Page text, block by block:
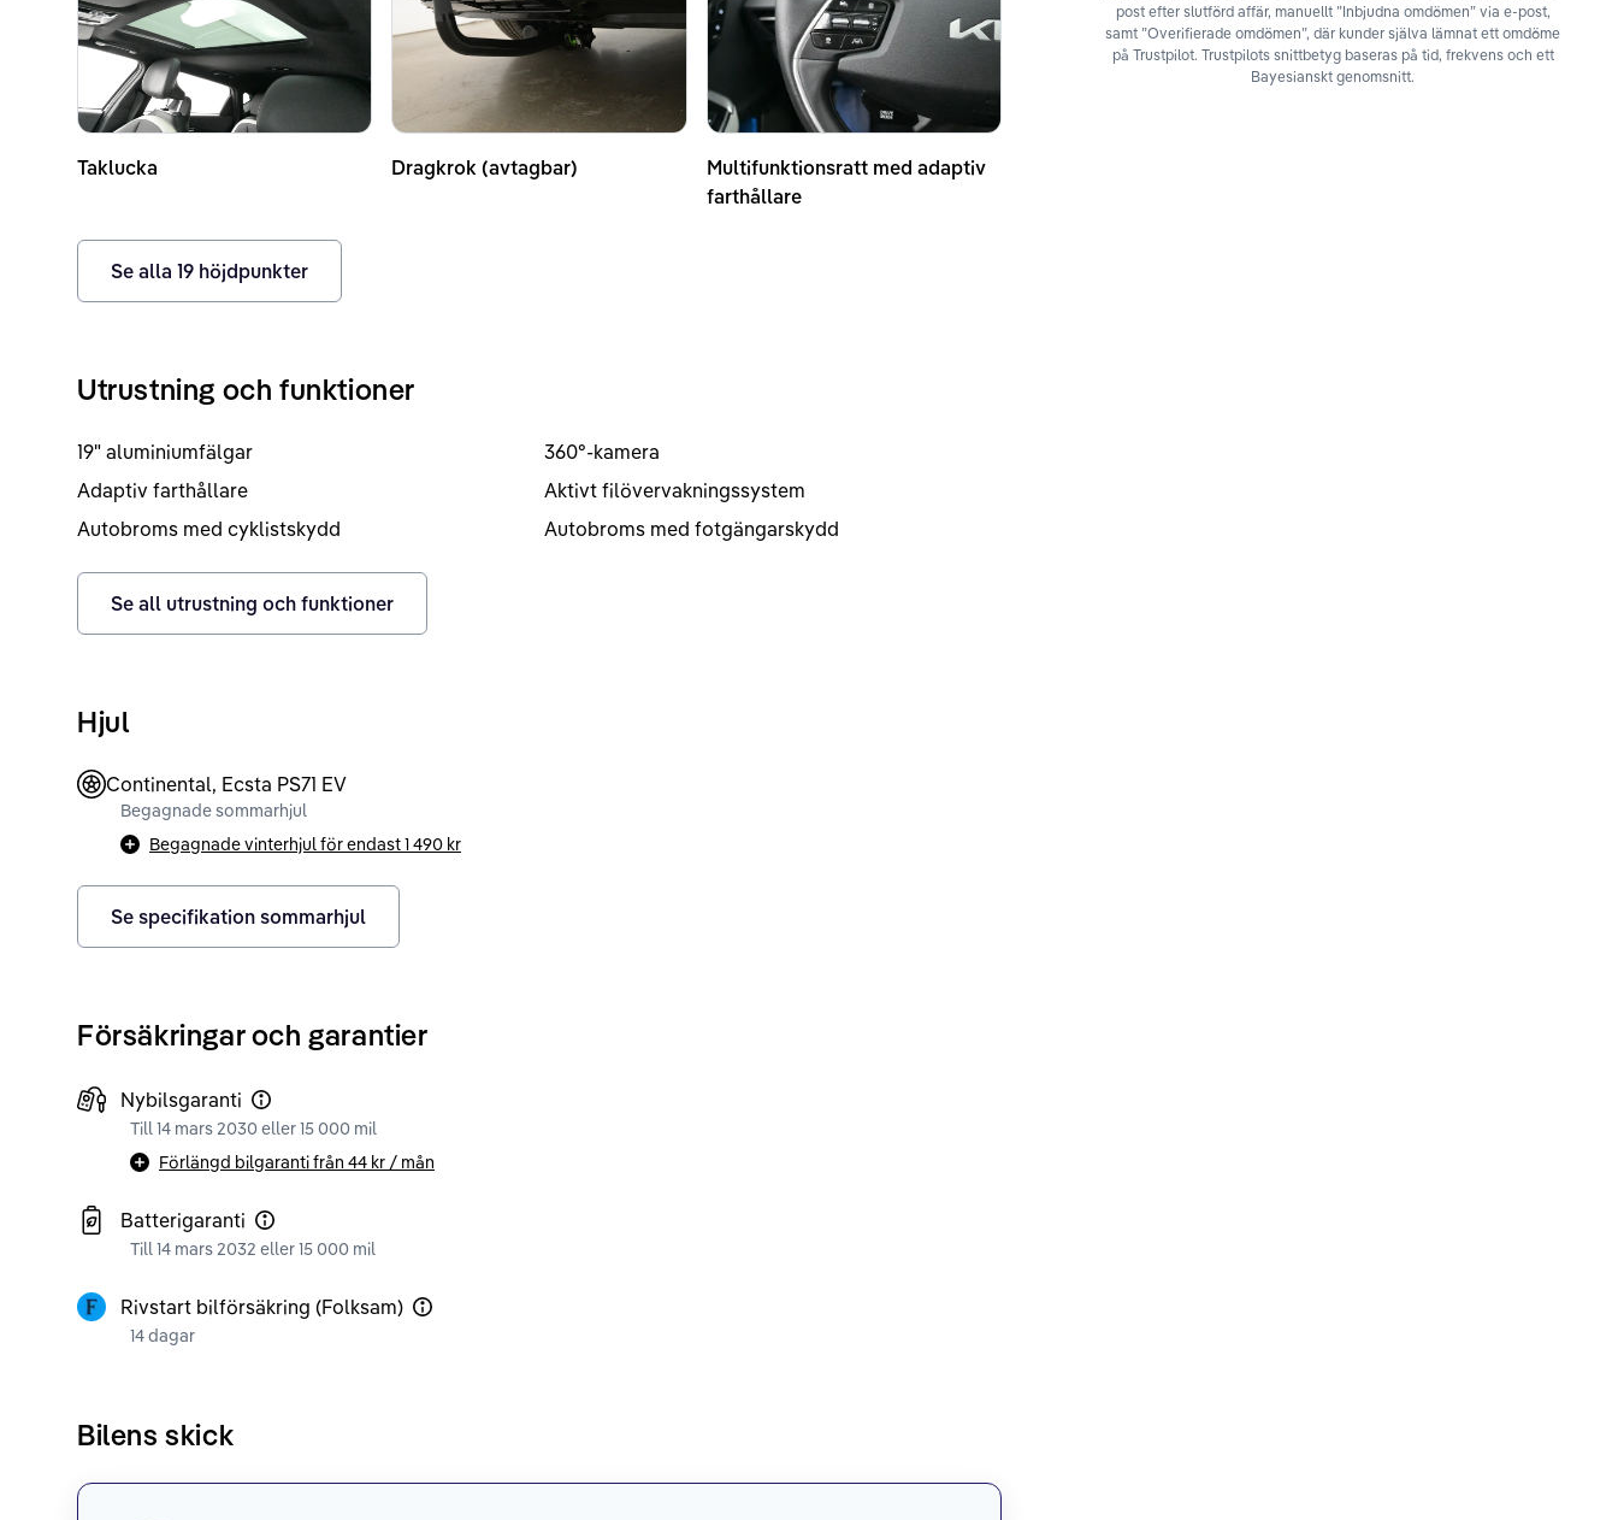
Taklucka Dragkrok (avtagbar)
Multifunktionsratt med adaptiv
farthållare
Se alla 19 höjdpunkter
Utrustning och funktioner
19" aluminiumfälgar
360°-kamera
Adaptiv farthållare
Aktivt filövervakningssystem
Autobroms med cyklistskydd
Autobroms med fotgängarskydd
Se all utrustning och funktioner
Hjul
Continental, Ecsta PS71 EV
Begagnade sommarhjul
Begagnade vinterhjul för endast1 490 kr
Se specifikation sommarhjul
Försäkringar och garantier
Nybilsgaranti
Till 14 mars 2030 eller 15 000 mil
Förlängd bilgaranti från 44 kr / mån
Batterigaranti
Till 14 mars 2032 eller 15 000 mil
Rivstart bilförsäkring (Folksam)
14 dagar
Bilens skick
post efter slutförd affär, manuellt ”Inbjudna omdömen” via e-post,
samt ”Overifierade omdömen”, där kunder själva lämnat ett omdöme
på Trustpilot. Trustpilots snittbetyg baseras på tid, frekvens och ett
Bayesianskt genomsnitt.